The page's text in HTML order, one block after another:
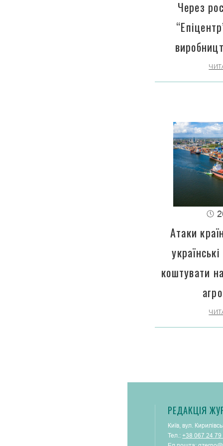
Через
Атаки
коштувати
РЕДАКЦІЯ
Київ, вул.
Тел.:+38 067 24 79